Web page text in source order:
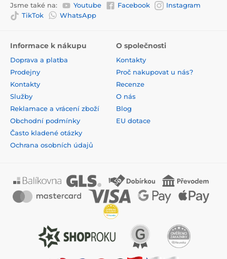
Jsme také na: Youtube Facebook
Instagram
TikTok
WhatsApp
Informace k nákupu
Doprava a platba
Prodejny
Kontakty
Služby
Reklamace a vrácení zboží
Obchodní podmínky
Často kladené otázky
Ochrana osobních údajů
O společnosti
Kontakty
Proč nakupovat u nás?
Recenze
O nás
Blog
EU dotace